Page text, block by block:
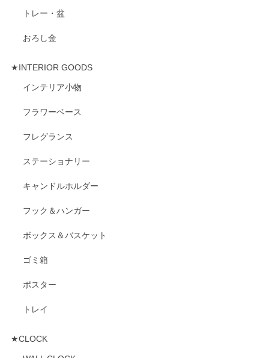
トレー・盆
おろし金
★INTERIOR GOODS
インテリア小物
フラワーベース
フレグランス
ステーショナリー
キャンドルホルダー
フック＆ハンガー
ボックス＆バスケット
ゴミ箱
ポスター
トレイ
★CLOCK